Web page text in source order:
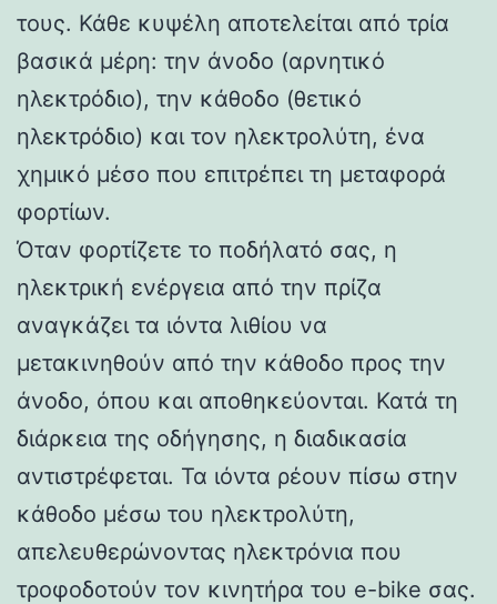
τους. Κάθε κυψέλη αποτελείται από τρία
βασικά μέρη: την άνοδο (αρνητικό
ηλεκτρόδιο), την κάθοδο (θετικό
ηλεκτρόδιο) και τον ηλεκτρολύτη, ένα
χημικό μέσο που επιτρέπει τη μεταφορά
φορτίων.
Όταν φορτίζετε το ποδήλατό σας, η
ηλεκτρική ενέργεια από την πρίζα
αναγκάζει τα ιόντα λιθίου να
μετακινηθούν από την κάθοδο προς την
άνοδο, όπου και αποθηκεύονται. Κατά τη
διάρκεια της οδήγησης, η διαδικασία
αντιστρέφεται. Τα ιόντα ρέουν πίσω στην
κάθοδο μέσω του ηλεκτρολύτη,
απελευθερώνοντας ηλεκτρόνια που
τροφοδοτούν τον κινητήρα του e-bike σας.